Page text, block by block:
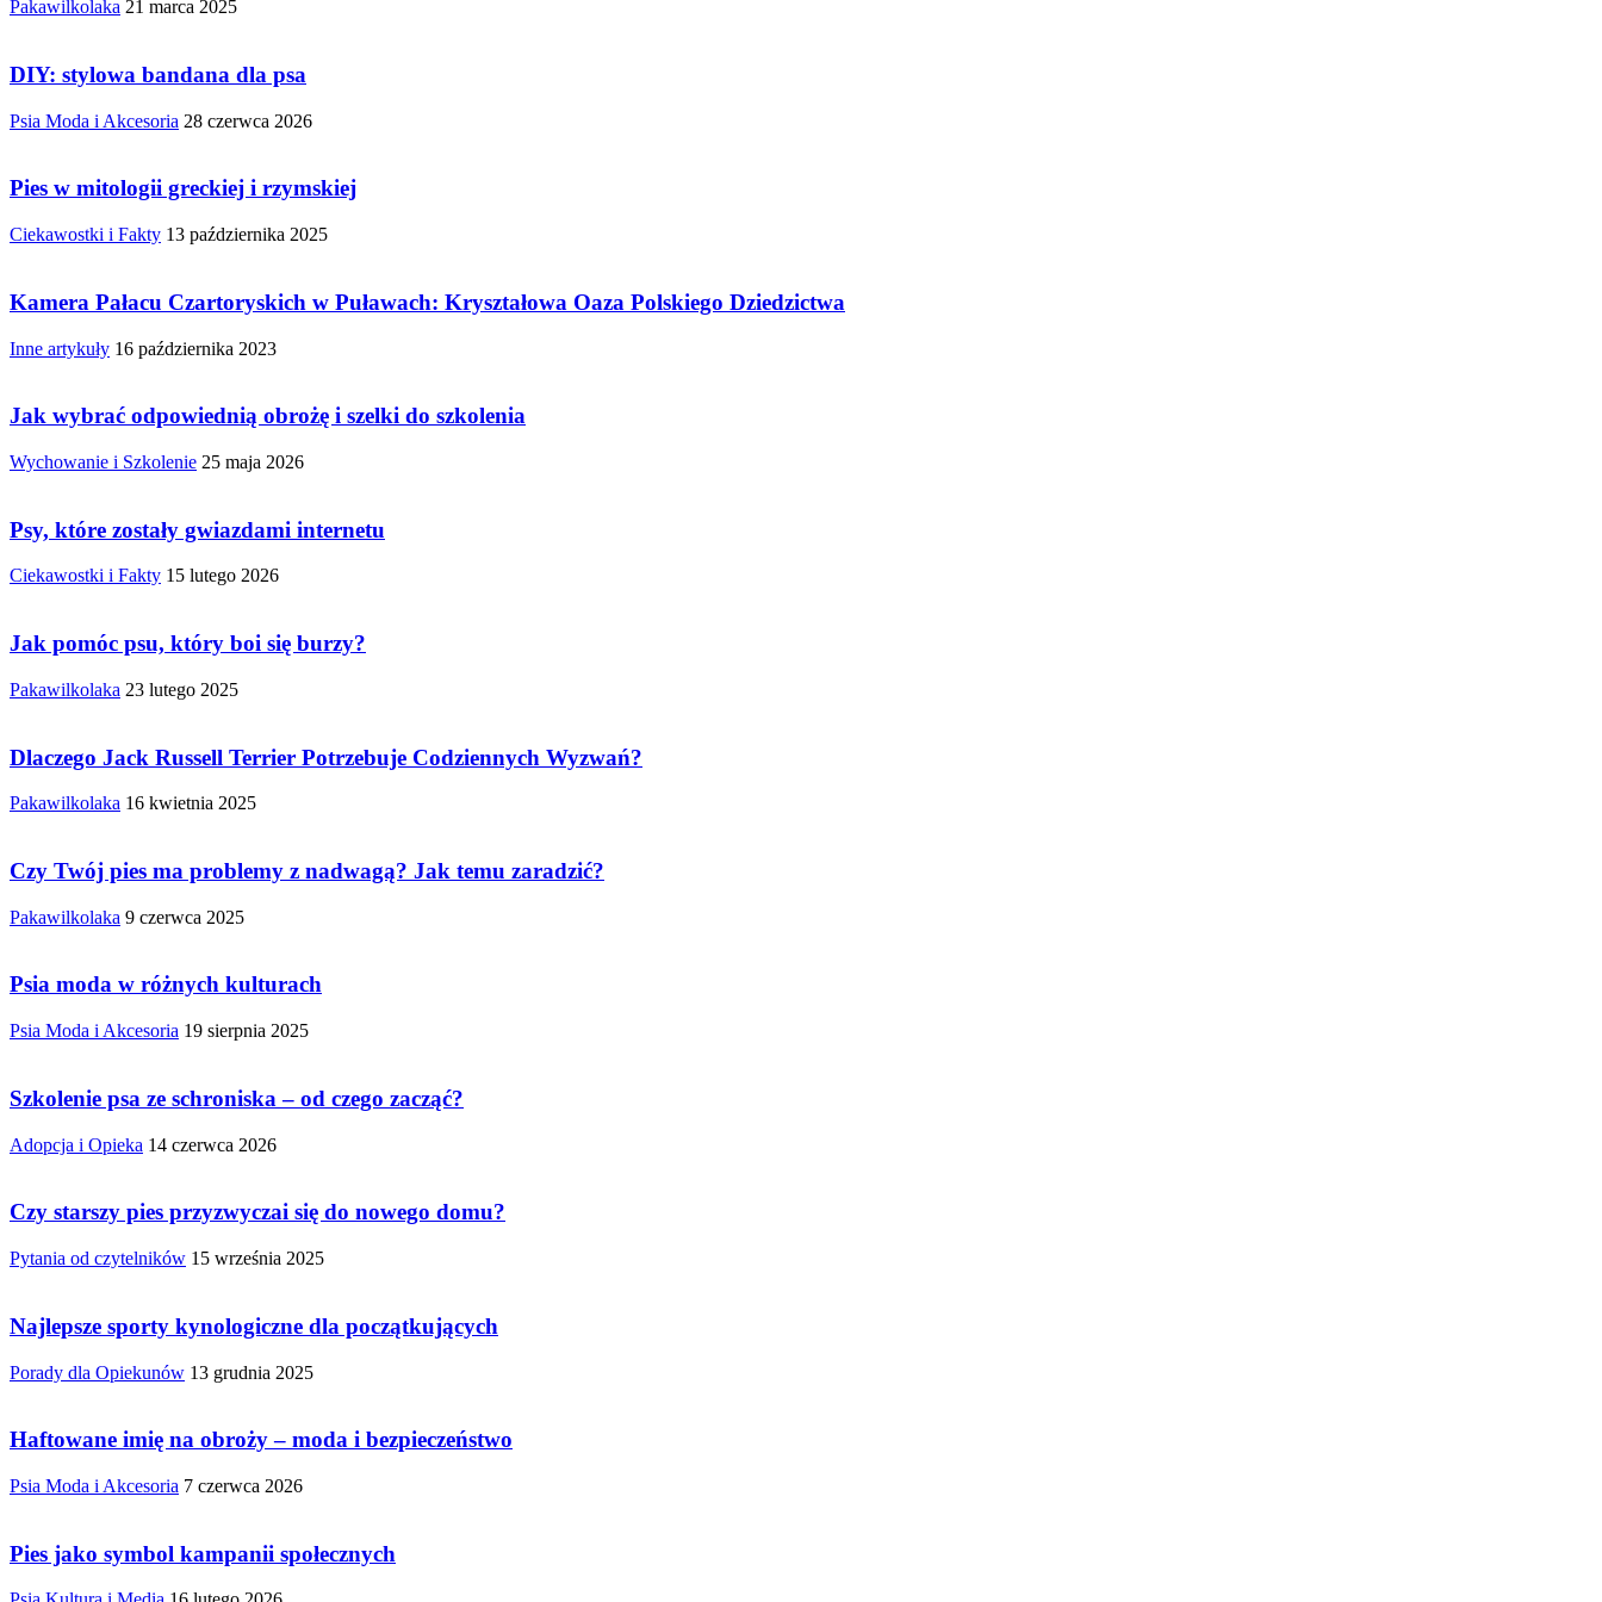
Pakawilkolaka 21 marca 2025
DIY: stylowa bandana dla psa
Psia Moda i Akcesoria 28 czerwca 2026
Pies w mitologii greckiej i rzymskiej
Ciekawostki i Fakty 13 października 2025
Kamera Pałacu Czartoryskich w Puławach: Kryształowa Oaza Polskiego Dziedzictwa
Inne artykuły 16 października 2023
Jak wybrać odpowiednią obrożę i szelki do szkolenia
Wychowanie i Szkolenie 25 maja 2026
Psy, które zostały gwiazdami internetu
Ciekawostki i Fakty 15 lutego 2026
Jak pomóc psu, który boi się burzy?
Pakawilkolaka 23 lutego 2025
Dlaczego Jack Russell Terrier Potrzebuje Codziennych Wyzwań?
Pakawilkolaka 16 kwietnia 2025
Czy Twój pies ma problemy z nadwagą? Jak temu zaradzić?
Pakawilkolaka 9 czerwca 2025
Psia moda w różnych kulturach
Psia Moda i Akcesoria 19 sierpnia 2025
Szkolenie psa ze schroniska – od czego zacząć?
Adopcja i Opieka 14 czerwca 2026
Czy starszy pies przyzwyczai się do nowego domu?
Pytania od czytelników 15 września 2025
Najlepsze sporty kynologiczne dla początkujących
Porady dla Opiekunów 13 grudnia 2025
Haftowane imię na obroży – moda i bezpieczeństwo
Psia Moda i Akcesoria 7 czerwca 2026
Pies jako symbol kampanii społecznych